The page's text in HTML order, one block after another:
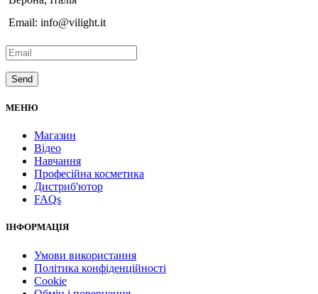
Email: info@vilight.it
МЕНЮ
Магазин
Відео
Навчання
Професійна косметика
Дистриб'ютор
FAQs
ІНФОРМАЦІЯ
Умови використання
Політика конфіденційності
Cookie